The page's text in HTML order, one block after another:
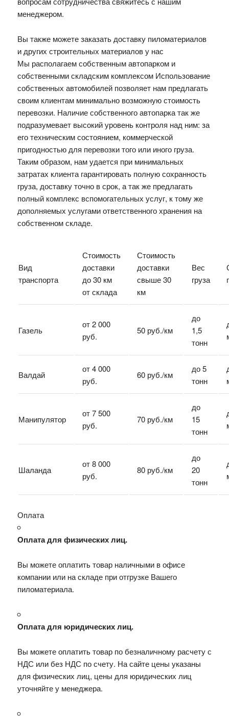
менеджером.
Вы также можете заказать доставку пиломатериалов
и других строительных материалов у нас
Мы располагаем собственным автопарком и
собственными складским комплексом Использование
собственных автомобилей позволяет нам предлагать
своим клиентам минимально возможную стоимость
перевозки. Наличие собственного автопарка так же
подразумевает высокий уровень контроля над ним: за
его техническим состоянием, коммерческой
пригодностью для перевозки того или иного груза.
Таким образом, нам удается при минимальных
затратах клиента гарантировать полную сохранность
груза, доставку точно в срок, а так же предлагать
полный комплекс вспомогательных услуг, к тому же
дополняемых услугами ответственного хранения на
собственном складе.
Вид
транспорта
Стоимость
доставки
до 30 км
от склада
Стоимость
доставки
свыше 30
км
Вес
груза
Газель
от 2 000
руб.
50 руб./км
до
1,5
тонн
Валдай
от 4 000
руб.
60 руб./км
до 5
тонн
Манипулятор
от 7 500
руб.
70 руб./км
до
15
тонн
Шаланда
от 8 000
руб.
80 руб./км
до
20
тонн
Оплата
Оплата для физических лиц.
Вы можете оплатить товар наличными в офисе
компании или на складе при отгрузке Вашего
пиломатериала.
Оплата для юридических лиц.
Вы можете оплатить товар по безналичному расчету с
НДС или без НДС по счету. На сайте цены указаны
для физических лиц, цены для юридических лиц
уточняйте у менеджера.